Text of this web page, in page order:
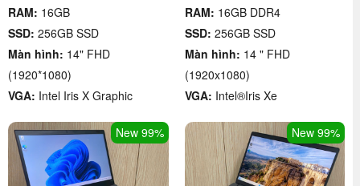
RAM: 16GB
SSD: 256GB SSD
Màn hình: 14" FHD
(1920*1080)
VGA: Intel Iris X Graphic
RAM: 16GB DDR4
SSD: 256GB SSD
Màn hình: 14 " FHD
(1920x1080)
VGA: Intel®Iris Xe
New 99% New 99%